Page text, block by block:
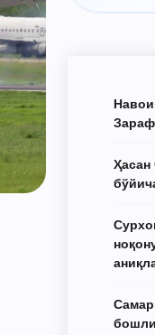
Ҳасан